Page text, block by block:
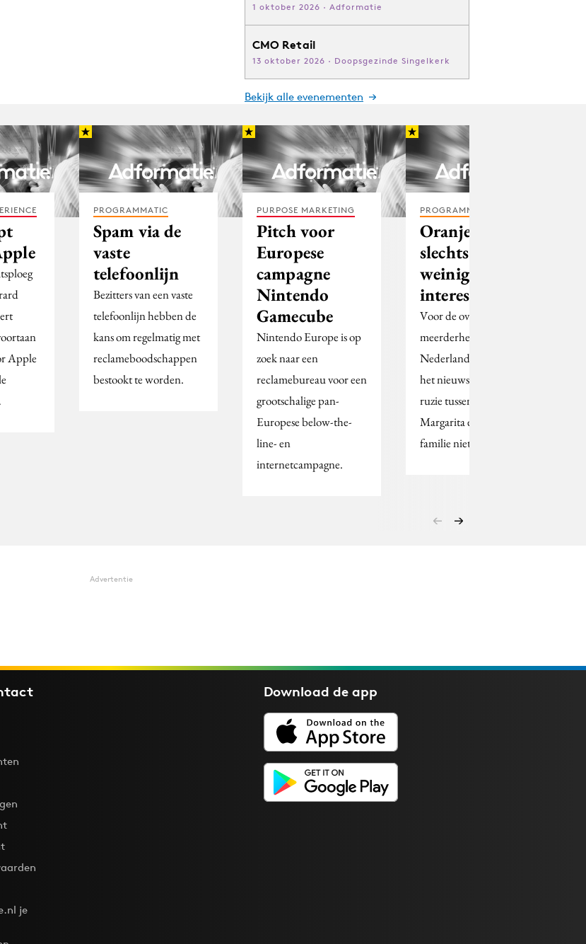
1 oktober 2026 · Adformatie
CMO Retail
13 oktober 2026 · Doopsgezinde Singelkerk
Bekijk alle evenementen
Apple
PROGRAMMATIC
Spam via de
vaste
telefoonlijn
Bezitters van een vaste
telefoonlijn hebben de
kans om regelmatig met
reclameboodschappen
bestookt te worden.
PURPOSE MARKETING
Pitch voor
Europese
campagne
Nintendo
Gamecube
Nintendo Europe is op
zoek naar een
reclamebureau voor een
grootschalige pan-
Europese below-the-
line- en
internetcampagne.
PROGRAMMATIC
Oranjeruzie
slechts voor
weinigen
interessant
Voor de overgrote
meerderheid van de
Nederlanders (81%) is
het nieuws rondom de
ruzie tussen prinses
Margarita en haar
familie niet bijster…
Advertentie
je
Download deapp